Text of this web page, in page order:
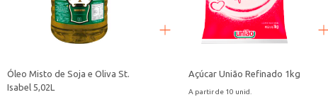
Óleo Misto de Soja e Oliva St.
Isabel 5,02L
Açúcar União Refinado 1kg
A partir de 10 unid.